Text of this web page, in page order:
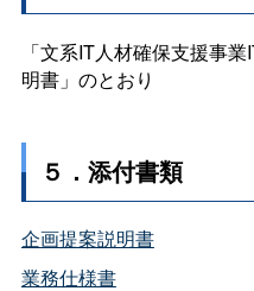
「 文系IT人材確保支援事
明書」のとおり
５．添付書類
企画提案説明書
業務仕様書